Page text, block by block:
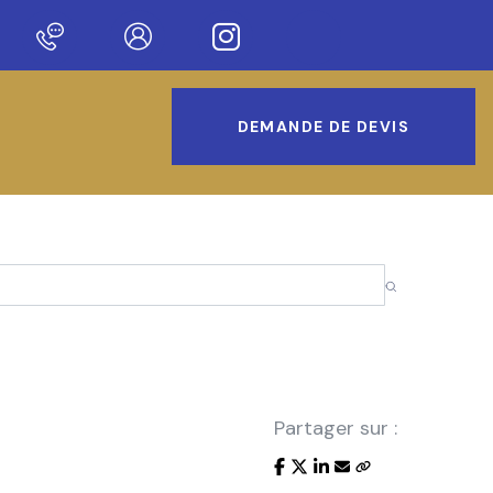
sur notre nouveau site !
DEMANDE DE DEVIS
Partager sur :